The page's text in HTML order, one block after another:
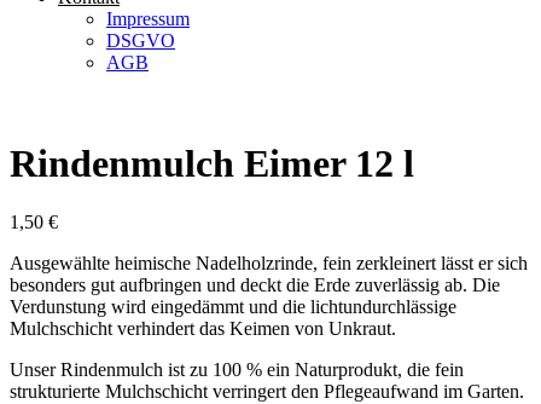
Impressum
DSGVO
AGB
Rindenmulch Eimer 12 l
1,50 €
Ausgewählte heimische Nadelholzrinde, fein zerkleinert lässt er sich
besonders gut aufbringen und deckt die Erde zuverlässig ab. Die
Verdunstung wird eingedämmt und die lichtundurchlässige
Mulchschicht verhindert das Keimen von Unkraut.
Unser Rindenmulch ist zu 100 % ein Naturprodukt, die fein
strukturierte Mulchschicht verringert den Pflegeaufwand im Garten.